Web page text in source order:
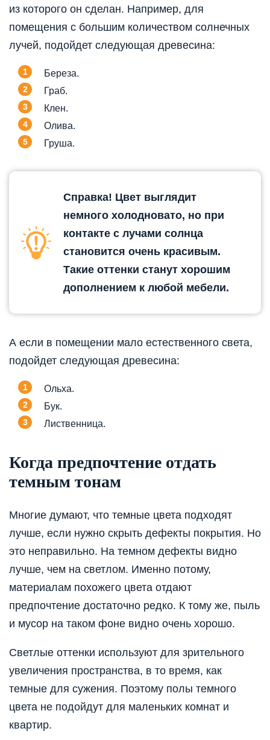
из которого он сделан. Например, для
помещения с большим количеством солнечных
лучей, подойдет следующая древесина:
Береза.
Граб.
Клен.
Олива.
Груша.
Справка! Цвет выглядит
немного холодновато, но при
контакте с лучами солнца
становится очень красивым.
Такие оттенки станут хорошим
дополнением к любой мебели.
А если в помещении мало естественного света,
подойдет следующая древесина:
Ольха.
Бук.
Лиственница.
Когда предпочтение отдать
темным тонам
Многие думают, что темные цвета подходят
лучше, если нужно скрыть дефекты покрытия. Но
это неправильно. На темном дефекты видно
лучше, чем на светлом. Именно потому,
материалам похожего цвета отдают
предпочтение достаточно редко. К тому же, пыль
и мусор на таком фоне видно очень хорошо.
Светлые оттенки используют для зрительного
увеличения пространства, в то время, как
темные для сужения. Поэтому полы темного
цвета не подойдут для маленьких комнат и
квартир.